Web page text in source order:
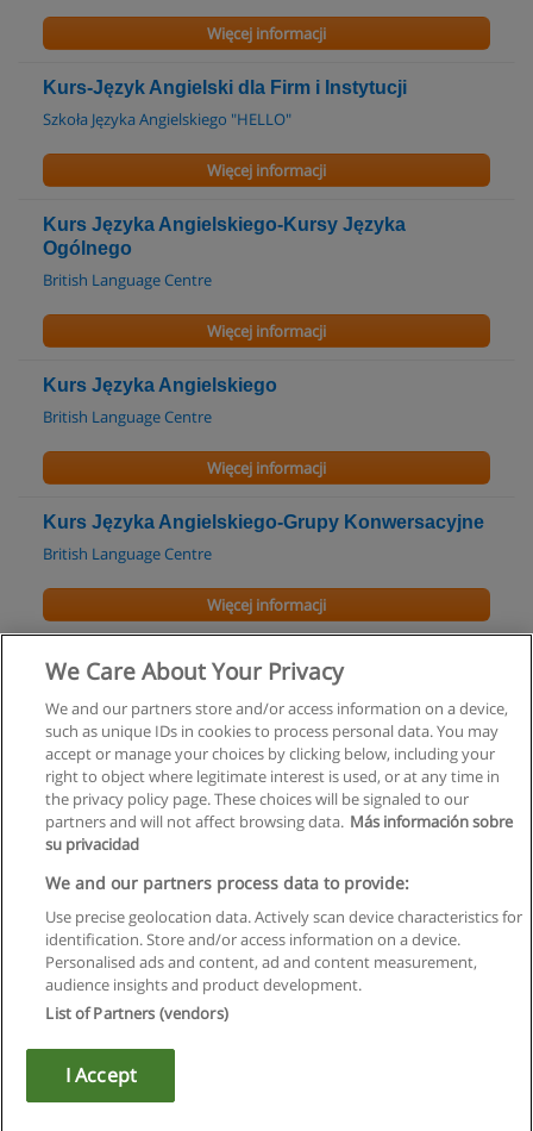
Więcej informacji
Kurs-Język Angielski dla Firm i Instytucji
Szkoła Języka Angielskiego "HELLO"
Więcej informacji
Kurs Języka Angielskiego-Kursy Języka
Ogólnego
British Language Centre
Więcej informacji
Kurs Języka Angielskiego
British Language Centre
Więcej informacji
Kurs Języka Angielskiego-Grupy Konwersacyjne
British Language Centre
Więcej informacji
Język Angielski dla Pielęgniarek - Kurs
Więcej informacji
Regulamin
Polityka ochrony danych osobowych
Kontakt z Educaedu
Copyright © Educaedu Business S.L. - CIF : B-95610580: -
We Care About Your Privacy
We and our partners store and/or access information on a device,
such as unique IDs in cookies to process personal data. You may
accept or manage your choices by clicking below, including your
right to object where legitimate interest is used, or at any time in
the privacy policy page. These choices will be signaled to our
partners and will not affect browsing data. Más información sobre
su privacidad
We and our partners process data to provide:
Use precise geolocation data. Actively scan device characteristics for
identification. Store and/or access information on a device.
Personalised ads and content, ad and content measurement,
audience insights and product development.
List of Partners (vendors)
I Accept